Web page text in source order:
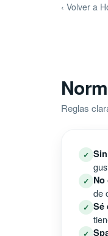
‹ Volver a
Reglas
✓
✓
de
✓ Sé
✓